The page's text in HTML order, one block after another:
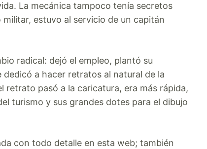
La mecánica tampoco tenía secretos
estuvo al servicio de un capitán
radical: dejó el empleo, plantó su
dedicó a hacer retratos al natural de la
retrato pasó a la caricatura, era más rápida,
turismo y sus grandes dotes para el dibujo
con todo detalle en esta web; también